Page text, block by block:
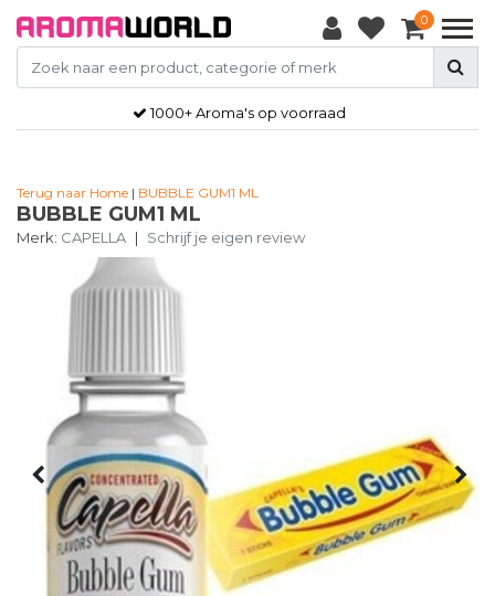
0
1000+ Aroma's op voorraad
Terug naar Home | BUBBLE GUM1 ML
BUBBLE GUM1 ML
Merk: CAPELLA | Schrijf je eigen review